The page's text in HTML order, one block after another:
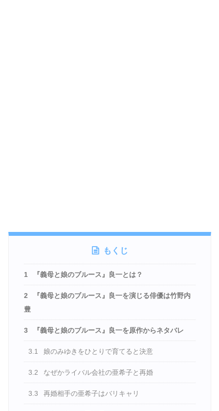
もくじ
1 『義母と娘のブルース』良一とは？
2
『義母と娘のブルース』良一を演じる俳優は竹野内
豊
3 『義母と娘のブルース』良一を原作からネタバレ
3.1 娘のみゆきをひとりで育てると決意
3.2 なぜかライバル会社の亜希子と再婚
3.3 再婚相手の亜希子はバリキャリ